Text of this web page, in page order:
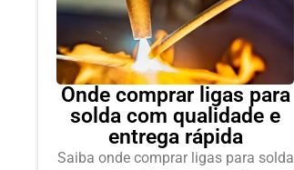
Onde comprar ligas para
solda com qualidade e
entrega rápida
Saiba onde comprar ligas para solda